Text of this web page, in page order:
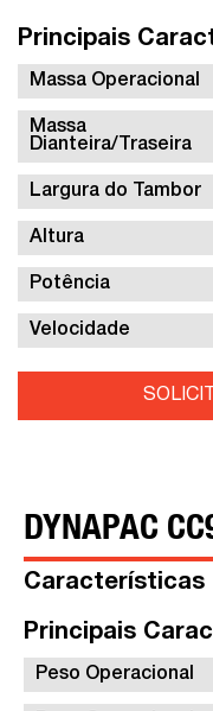
Principais
Massa Operacional
Massa
Dianteira/Traseira
Largura do Tambor
Altura
Potência
Velocidade
DYNAPAC
Características
Principais
Peso Operacional